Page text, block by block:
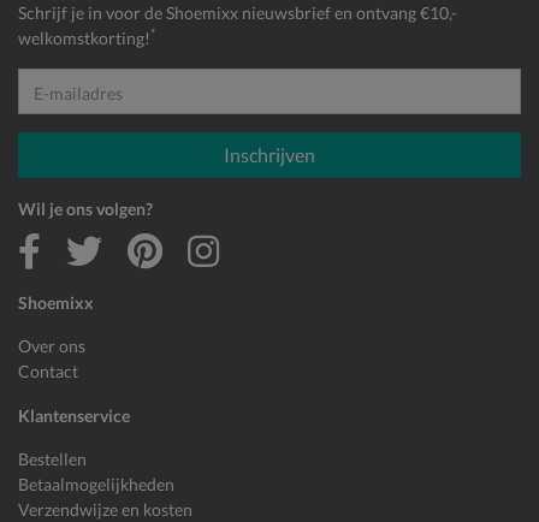
Shoemixx
Over ons
Contact
Klantenservice
Bestellen
Betaalmogelijkheden
Verzendwijze en kosten
Schrijf je in voor de Shoemixx nieuwsbrief en ontvang €10,-
welkomstkorting! *
E-mailadres
Inschrijven
Wil je ons volgen?